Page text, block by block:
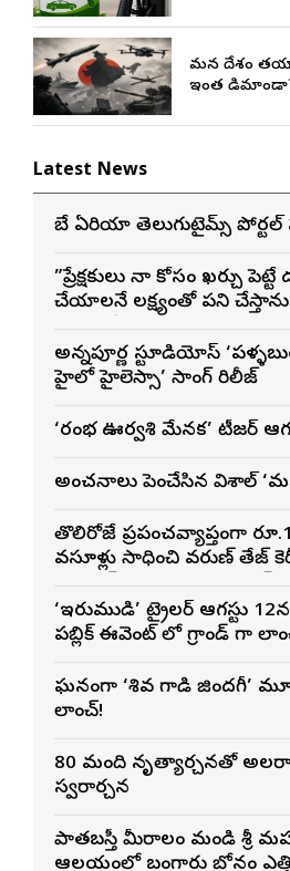
మన దేశం
ఇంత
Latest News
బే ఏరియా తెలుగుటైమ్స్ పోర్టల్
”ప్రేక్షకులు నా కోసం ఖర్చు
చేయాలనే లక్ష్యంతో పని
అన్నపూర్ణ స్టూడియోస్
హైలో హైలెస్సా’ సాంగ్ రిలీజ్
‘రంభ ఊర్వశి మేనక’ టీజర్
అంచనాలు పెంచేసిన విశాల్
తొలిరోజే ప్రపంచవ్యాప్తంగా
వసూళ్లు సాధించి వరుణ్ తేజ్
‘ఇరుముడి’ ట్రైలర్ ఆగస్టు
పబ్లిక్ ఈవెంట్ లో గ్రాండ్ గా
ఘనంగా ‘శివ గాడి జింద‌గీ’
లాంచ్!
80 మంది నృత్యార్చనతో
స్వరార్చన
పాతబస్తీ మీరాలం మండి శ్రీ
ఆలయంలో బంగారు బోనం